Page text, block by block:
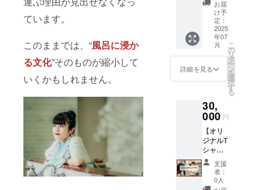
ています。
このままでは、“風呂に浸か
る文化”そのものが縮小して
いくかもしれません。
の第一
歩を歩
んでく
れる、
あなた
にぜひ
着てほ
に、私
たちの
思い出
しても
らえた
ら嬉し
いで
す！
ツ2枚
+メッ
セージ
カード
+ステッ
カー）T
シャツ
は気分
し、誰
かとお
揃いに
もでき
ちゃう2
枚セッ
ト！感
謝の
メッ
お届
け予
定：
2025
年07
月
詳細を見る
こ
の
リ
タ
ー
ン
を
選
択
す
る
30,
000 円
【オリ
ジナルT
シャツ
制作】
世界に
一つだ
けの特
支援
者：
0人